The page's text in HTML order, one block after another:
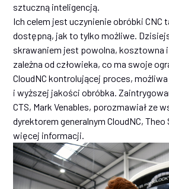
sztuczną inteligencją.
Ich celem jest uczynienie obróbki CNC
dostępną, jak to tylko możliwe.
skrawaniem jest powolna, kosztowna
zależna od człowieka, co ma swoje
CloudNC kontrolującej proces,
i wyższej jakości obróbka.
CTS, Mark Venables, porozmawiał ze
dyrektorem generalnym CloudNC, Theo
więcej informacji.